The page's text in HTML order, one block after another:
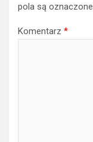
pola są oznaczone
Komentarz *